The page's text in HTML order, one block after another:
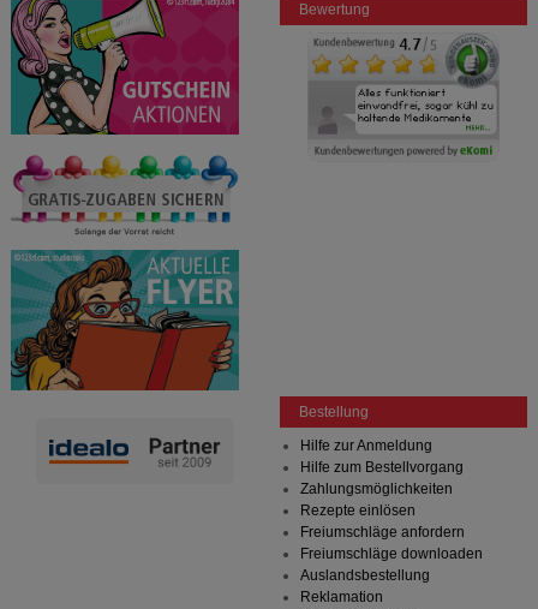
Bewertung
Bestellung
Hilfe zur Anmeldung
Hilfe zum Bestellvorgang
Zahlungsmöglichkeiten
Rezepte einlösen
Freiumschläge anfordern
Freiumschläge downloaden
Auslandsbestellung
Reklamation